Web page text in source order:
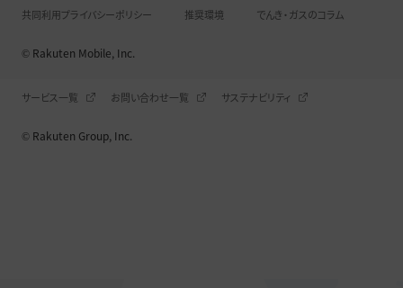
共同利用プライバシーポリシー
推奨環境 でんき・ガスのコラム
© Rakuten Mobile, Inc.
サービス一覧 お問い合わせ一覧 サステナビリティ
© Rakuten Group, Inc.